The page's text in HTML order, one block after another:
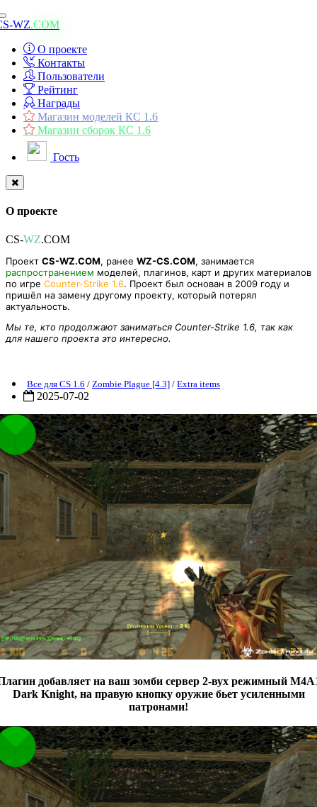
Toggle
navigation
WZ.COM
О проекте
Контакты
Пользователи
Рейтинг
Награды
Магазин моделей КС 1.6
Магазин сборок КС 1.6
Гость
О проекте
CS-WZ.COM
Проект CS-WZ.COM, ранее WZ-CS.COM, занимается
распространением моделей, плагинов, карт и других материалов
по игре Counter-Strike 1.6. Проект был основан в 2009 году и
пришёл на замену другому проекту, который потерял
актуальность.
Мы те, кто продолжают заниматься Counter-Strike 1.6, так как
для нашего проекта это интересно.
Все для CS 1.6 / Zombie Plague [4.3] / Extra items
2025-07-02
добавляет на ваш зомби сервер 2-вух режимный
Dark Knight, на правую кнопку оружие бьет усиленными
патронами!